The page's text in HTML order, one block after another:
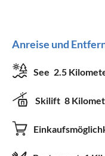
Anreise und
See 2.5
Skilift 8